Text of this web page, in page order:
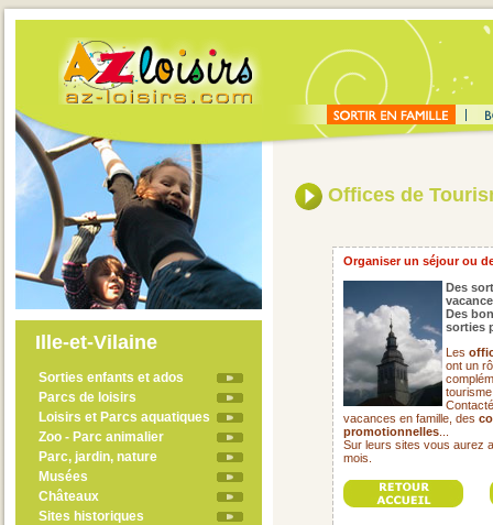
Ille-et-Vilaine
Sorties enfants et ados
Parcs de loisirs
Loisirs et Parcs aquatiques
Zoo - Parc animalier
Parc, jardin, nature
Musées
Châteaux
Sites historiques
Offices de
Organiser un séjour ou
Des
Des
sorties
Les
ont un
vacances en famille, des
promotionnelles
Sur leurs sites vous aurez
mois.